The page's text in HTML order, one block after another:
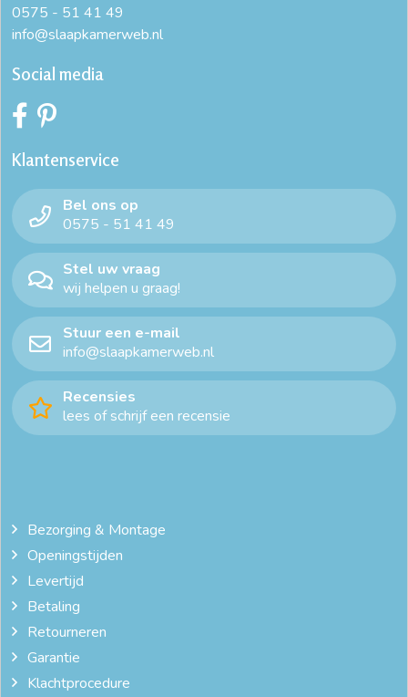
dekbedovertrek wit
microvezel dekbedovertrek
0575 - 51 41 49
info@slaapkamerweb.nl
Social media
Klantenservice
Bel ons op
0575 - 51 41 49
Stel uw vraag
wij helpen u graag!
Stuur een e-mail
info@slaapkamerweb.nl
Recensies
lees of schrijf een recensie
Bezorging & Montage
Openingstijden
Levertijd
Betaling
Retourneren
Garantie
Klachtprocedure